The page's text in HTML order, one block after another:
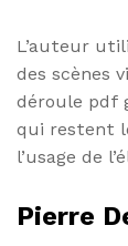
L’auteur
des scènes
déroule pdf
qui restent
l’usage de
Pierre